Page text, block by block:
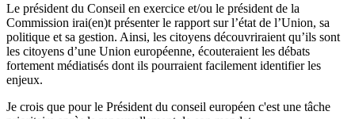
Le président du Conseil en exercice et/ou le président de la
Commission irai(en)t présenter le rapport sur l’état de l’Union, sa
politique et sa gestion. Ainsi, les citoyens découvriraient qu’ils sont
les citoyens d’une Union européenne, écouteraient les débats
fortement médiatisés dont ils pourraient facilement identifier les
enjeux.
Je crois que pour le Président du conseil européen c'est une tâche